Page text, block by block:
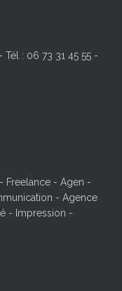
Tél : 06 73 31 45 55 -
Freelance - Agen -
- Agence
- Impression -